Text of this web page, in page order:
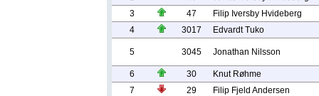
3
47
Filip Iversby Hvideberg
4
3017 Edvardt Tuko
5 3045 Jonathan Nilsson
6 30
Knut Røhme
7
29
Filip Fjeld Andersen